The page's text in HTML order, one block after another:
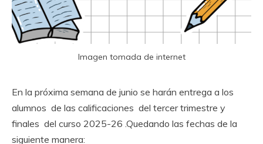
Imagen tomada de internet
En la próxima semana de junio se harán entrega a los
alumnos de las calificaciones del tercer trimestre y
finales del curso 2025-26 .Quedando las fechas de la
siguiente manera: